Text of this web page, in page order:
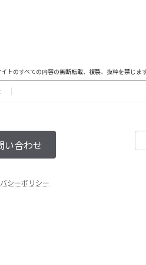
トのすべての内容の無断転載、複製、抜粋を禁じます
い合わせ
シーポリシー